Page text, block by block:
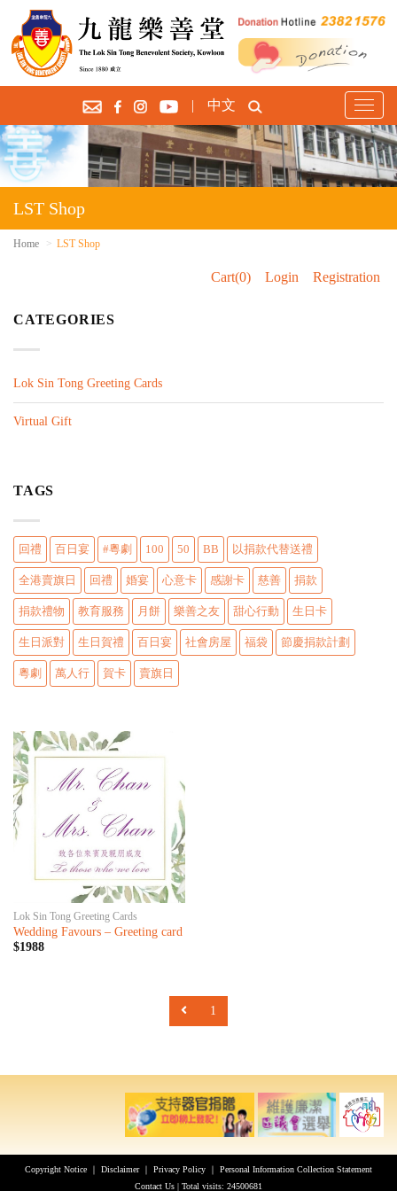
T
o
g
g
l
i
n
| 中文
LST Shop
Home LST Shop
Cart(0) Login Registration
CATEGORIES
Lok Sin Tong Greeting Cards
Virtual Gift
TAGS
回禮 百日宴 #粵劇 100 50 BB 以捐款代替送禮
全港賣旗日 回禮 婚宴 心意卡 感謝卡 慈善 捐款
捐款禮物 教育服務 月餅 樂善之友 甜心行動 生日卡
生日派對 生日賀禮 百日宴 社會房屋 福袋 節慶捐款計劃
粵劇 萬人行 賀卡 賣旗日
Lok Sin Tong Greeting Cards
Wedding Favours – Greeting card
$1988
1
Copyright Notice ｜ Disclaimer｜ Privacy Policy ｜ Personal Information Collection Statement
Contact Us | Total visits: 24500681